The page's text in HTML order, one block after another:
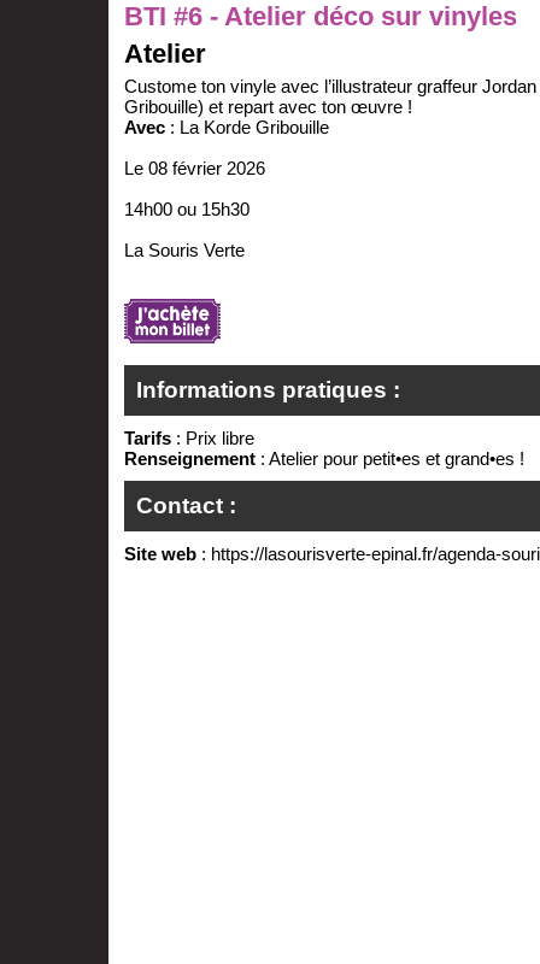
BTI #6 - Atelier déco sur vinyles
Atelier
Custome ton vinyle avec l’illustrateur graffeur
Gribouille) et repart avec ton œuvre !
Avec : La Korde Gribouille
Le 08 février 2026
14h00 ou 15h30
La Souris Verte
Informations pratiques :
Tarifs: Prix libre
Renseignement : Atelier pour petit•es et grand•es !
Contact :
Site web : https://lasourisverte-epinal.fr/agenda-